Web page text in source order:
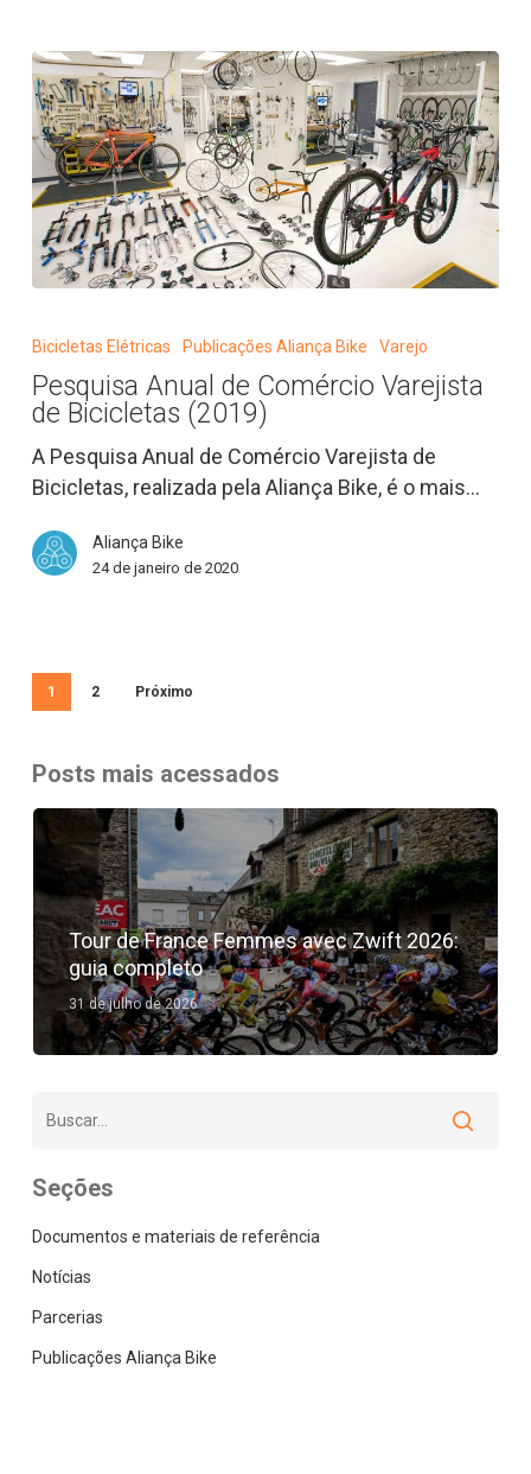
Anual
Comércio
Varejista
de
Bicicletas
Bicicletas Elétricas Publicações Aliança Bike Varejo
Pesquisa Anual de Comércio Varejista
de Bicicletas (2019)
A Pesquisa Anual de Comércio Varejista de
Bicicletas, realizada pela Aliança Bike, é o mais…
Aliança Bike
24 de janeiro de 2020
1 2 Próximo
Posts mais acessados
Tour de France Femmes avec Zwift 2026:
guia completo
31 de julho de 2026
Seções
Documentos e materiais de referência
Notícias
Parcerias
Publicações Aliança Bike